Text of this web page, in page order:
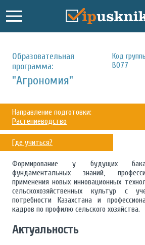
Образовательная
программа:
Код
B077
"Агрономия"
Направление подготовки:
Растениеводство
Где учиться?
Формирование у будущих
фундаментальных знаний,
применения новых инновационных
сельскохозяйственных культур с
потребности Казахстана и
кадров по профилю сельского хозяйства.
Актуальность